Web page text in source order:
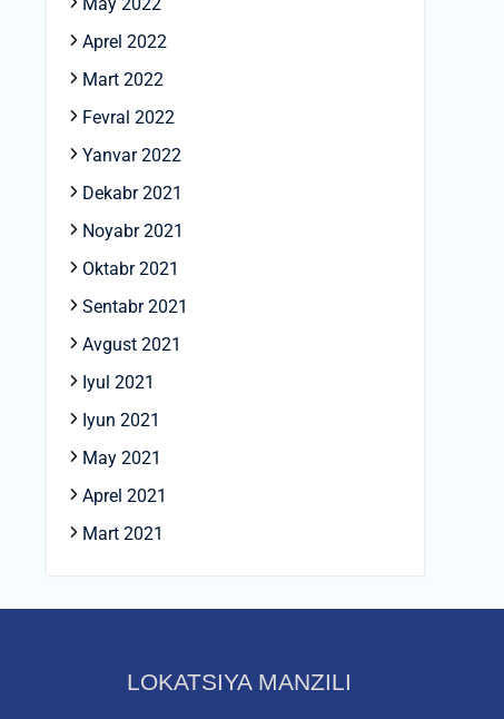
Aprel 2022
Mart 2022
Fevral 2022
Yanvar 2022
Dekabr 2021
Noyabr 2021
Oktabr 2021
Sentabr 2021
Avgust 2021
Iyul 2021
Iyun 2021
May 2021
Aprel 2021
Mart 2021
LOKATSIYA MANZILI